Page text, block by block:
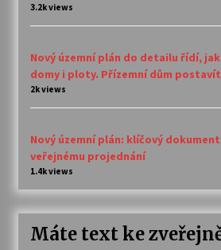
3.2k views
Nový územní plán do detailu řídí,
domy i ploty. Přízemní dům
2k views
Nový územní plán: klíčový
veřejnému projednání
1.4k views
Máte text ke